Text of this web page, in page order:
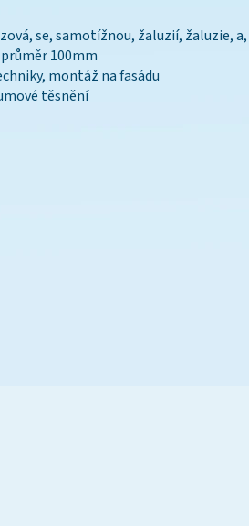
se, samotížnou, žaluzií, žaluzie, a,
100mm
montáž na fasádu
těsnění